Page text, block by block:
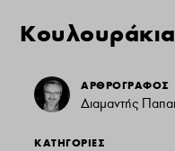
ΑΡΘΡΟΓΡΑΦΟΣ
Διαμαντής
ΚΑΤΗΓΟΡΙΕΣ